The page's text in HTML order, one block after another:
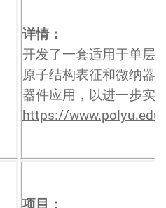
详情：
开发了一套适用于单层
原子结构表征和微纳器
器件应用，以进一步实
https://
项目：